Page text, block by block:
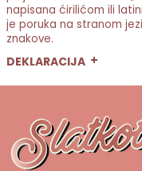
napisana ćirilićom ili
je poruka na stranom
znakove.
DEKLARACIJA
mešavina mlečnih